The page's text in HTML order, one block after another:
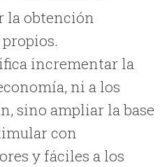
la obtención
incrementar la
ni a los
sino ampliar la base
con
y fáciles a los